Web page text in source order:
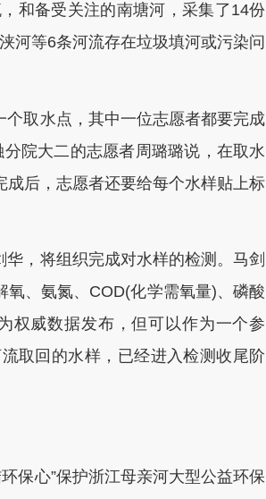
和备受关注的南塘河，采集了14份
河等6条河流存在垃圾填河或污染问
取水点，其中一位志愿者都要完成
院大二的志愿者周璐璐说，在取水
后，志愿者还要给每个水样贴上标
，将组织完成对水样的检测。马剑
、氨氮、COD(化学需氧量)、磷酸
权威数据发布，但可以作为一个参
取回的水样，已经进入检测收尾阶
保心”保护浙江母亲河大型公益环保